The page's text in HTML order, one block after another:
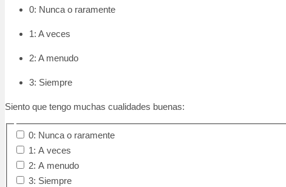
0: Nunca o raramente
1: A veces
2: A menudo
3: Siempre
Siento que tengo muchas cualidades buenas:
0: Nunca o raramente
1: A veces
2: A menudo
3: Siempre